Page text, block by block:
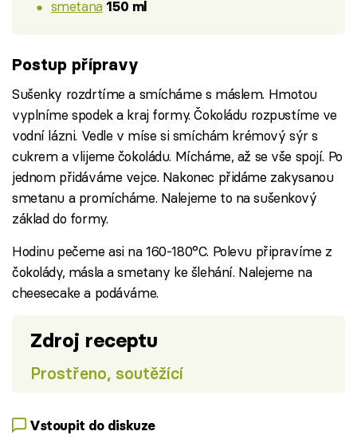
smetana 150 ml
Postup přípravy
Sušenky rozdrtíme a smícháme s máslem. Hmotou
vyplníme spodek a kraj formy. Čokoládu rozpustíme ve
vodní lázni. Vedle v míse si smíchám krémový sýr s
cukrem a vlijeme čokoládu. Mícháme, až se vše spojí. Po
jednom přidáváme vejce. Nakonec přidáme zakysanou
smetanu a promícháme. Nalejeme to na sušenkový
základ do formy.
Hodinu pečeme asi na 160-180°C. Polevu připravíme z
čokolády, másla a smetany ke šlehání. Nalejeme na
cheesecake a podáváme.
Zdroj receptu
Prostřeno, soutěžící
Vstoupit do diskuze